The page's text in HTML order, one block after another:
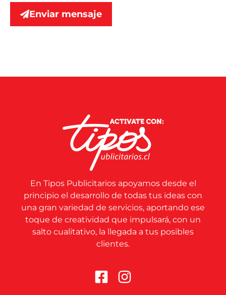
Enviar mensaje
En Tipos Publicitarios apoyamos desde el
principio el desarrollo de todas tus ideas con
una gran variedad de servicios, aportando ese
toque de creatividad que impulsará, con un
salto cualitativo, la llegada a tus posibles
clientes.